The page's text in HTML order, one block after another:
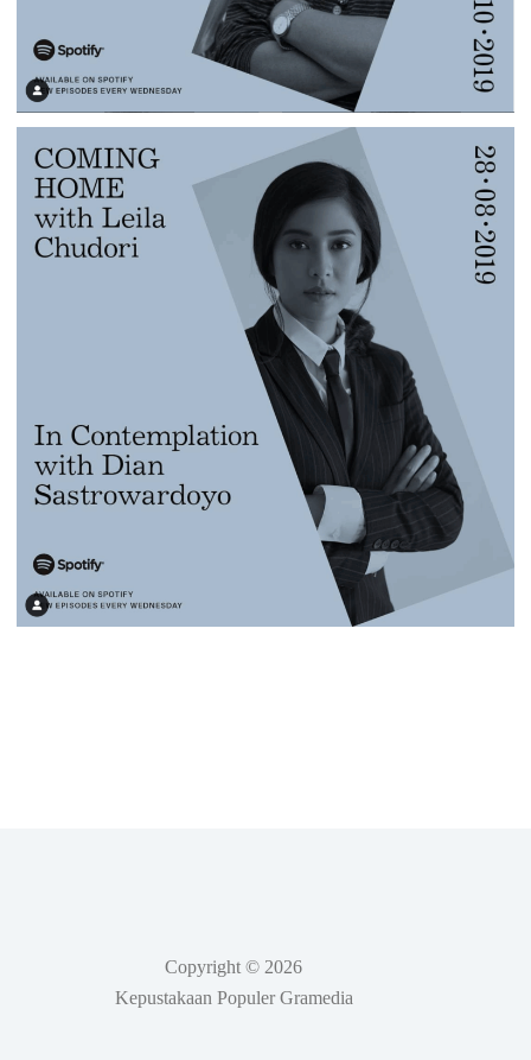
Copyright © 2026
Kepustakaan Populer Gramedia